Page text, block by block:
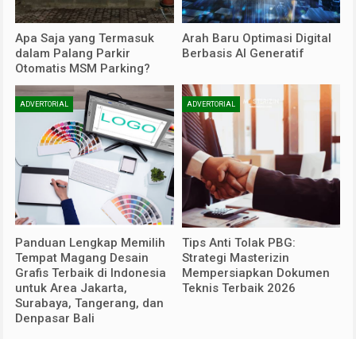
Apa Saja yang Termasuk
dalam Palang Parkir
Otomatis MSM Parking?
Arah Baru Optimasi Digital
Berbasis AI Generatif
ADVERTORIAL
Panduan Lengkap Memilih
Tempat Magang Desain
Grafis Terbaik di Indonesia
untuk Area Jakarta,
Surabaya, Tangerang, dan
Denpasar Bali
ADVERTORIAL
Tips Anti Tolak PBG:
Strategi Masterizin
Mempersiapkan Dokumen
Teknis Terbaik 2026